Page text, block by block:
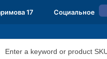
17 Социальное